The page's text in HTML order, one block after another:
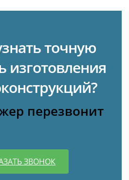
точную
изготовления
перезвонит
ЗВОНОК